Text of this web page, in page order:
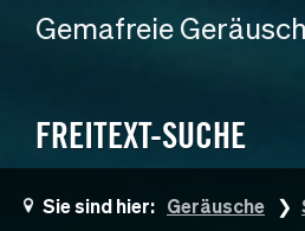
Gemafreie
FREITEXT-SUCHE
Sie sind hier: Geräusche